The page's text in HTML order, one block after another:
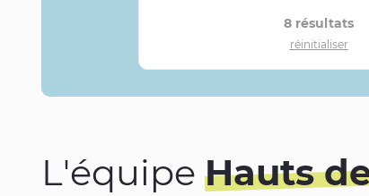
VOLONTAIRES EN RÉSIDENCE
8 résultats
réinitialiser
L'équipeHauts